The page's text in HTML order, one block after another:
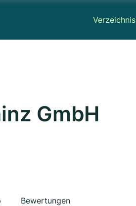
Verzeichnis
GmbH
Bewertungen